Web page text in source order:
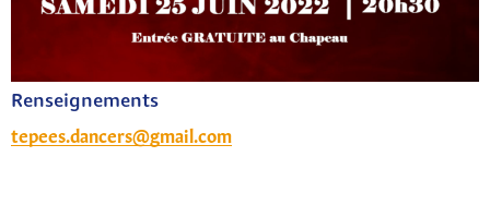
Renseignements
tepees.dancers@gmail.com